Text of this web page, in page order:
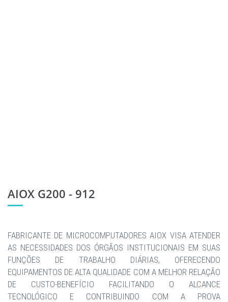
AIOX G200 - 912
FABRICANTE DE MICROCOMPUTADORES AIOX VISA ATENDER
AS NECESSIDADES DOS ÓRGÃOS INSTITUCIONAIS EM SUAS
FUNÇÕES DE TRABALHO DIÁRIAS, OFERECENDO
EQUIPAMENTOS DE ALTA QUALIDADE COM A MELHOR RELAÇÃO
DE CUSTO-BENEFÍCIO FACILITANDO O ALCANCE
TECNOLÓGICO E CONTRIBUINDO COM A PROVA